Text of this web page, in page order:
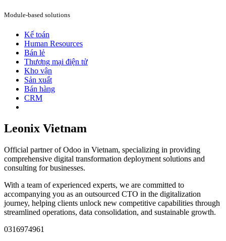
Module-based solutions
Kế toán
Human Resources
Bán lẻ
Thương mại điện tử
Kho vận
Sản xuất
Bán hàng
CRM
Leonix Vietnam
Official partner of Odoo in Vietnam, specializing in providing
comprehensive digital transformation deployment solutions and
consulting for businesses.
With a team of experienced experts, we are committed to
accompanying you as an outsourced CTO in the digitalization
journey, helping clients unlock new competitive capabilities through
streamlined operations, data consolidation, and sustainable growth.
0316974961